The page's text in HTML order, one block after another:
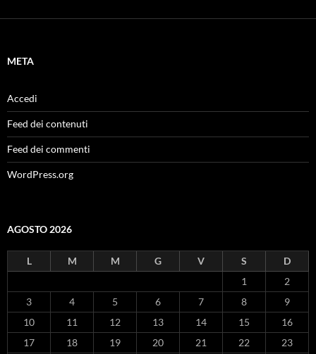
META
Accedi
Feed dei contenuti
Feed dei commenti
WordPress.org
AGOSTO 2026
L M M G V S
D
1
2
3
4 5 6 7 8
9
10
11 12 13 14 15
16
17
18 19 20 21 22 23